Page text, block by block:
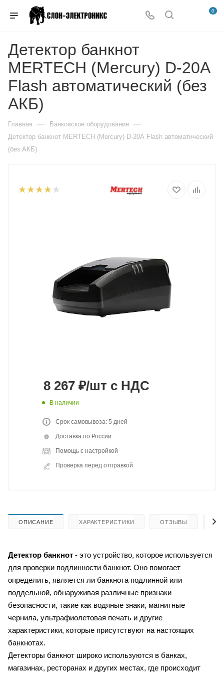
0
Детектор банкнот
MERTECH (Mercury) D-20А
Flash автоматический (без
АКБ)
Главная — Банковское оборудование —
Детектор банкнот MERTECH (Mercury) D-20А Flash автоматический
(без АКБ)
8 267 ₽/шт с НДС
В наличии
Срок самовывоза: 5 дней
Доставка по России
Помощь с настройкой
Проверка перед отправкой
ОПИСАНИЕ ХАРАКТЕРИСТИКИ ОТЗЫВЫ
Детектор банкнот - это устройство, которое используется
для проверки подлинности банкнот. Оно помогает
определить, является ли банкнота подлинной или
поддельной, обнаруживая различные признаки
безопасности, такие как водяные знаки, магнитные
чернила, ультрафиолетовая печать и другие
характеристики, которые присутствуют на настоящих
банкнотах.
Детекторы банкнот широко используются в банках,
магазинах, ресторанах и других местах, где происходит